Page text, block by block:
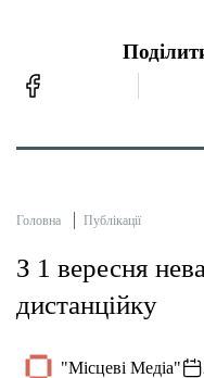
Головна Публікації
З 1 вересня
дистанційку
"Місцеві Медіа"